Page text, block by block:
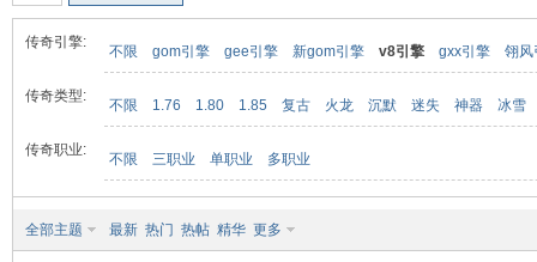
传奇引擎:
不限 gom引擎 gee引擎 新gom引擎 v8引擎 gxx引擎 翎风
传奇类型:
不限 1.76 1.80 1.85 复古 火龙 沉默 迷失 神器 冰雪
传奇职业:
不限 三职业 单职业 多职业
全部主题 最新 热门 热帖 精华 更多